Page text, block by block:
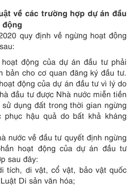
về các trường hợp dự án đầu
quy định về ngừng hoạt động
động của dự án đầu tư phải
bản cho cơ quan đăng ký đầu tư.
động của dự án đầu tư vì lý do
đầu tư được Nhà nước miễn tiền
dụng đất trong thời gian ngừng
phục hậu quả do bất khả kháng
nước về đầu tư quyết định ngừng
hoạt động của dự án đầu tư
sau đây:
di vật, cổ vật, bảo vật quốc
Di sản văn hóa;